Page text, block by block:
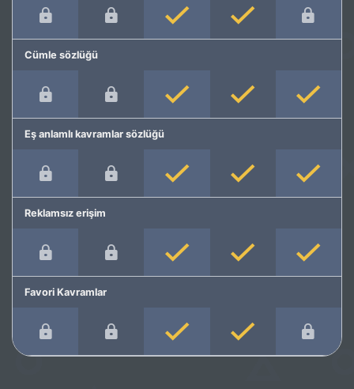
Cümle sözlüğü
Eş anlamlı kavramlar sözlüğü
Reklamsız erişim
Favori Kavramlar